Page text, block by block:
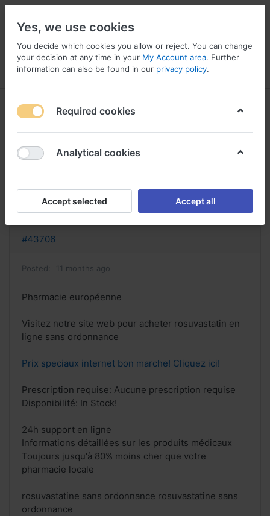
Menu Log in Compare Wishlist
rosuvastatine sans ordonnance
rosuvastatin acheter en france
Reply
#43706
Posted: 11 months ago
Pharmacie européenne
Visitez notre site web pour acheter rosuvastatin en
ligne sans ordonnance
Prix speciaux internet bon marche! Cliquez ici!
Prescription requise: Aucune prescription requise
Disponibilité: In Stock!
24h support en ligne
Informations détaillées sur les produits médicaux
Toujours jusqu'à 80% moins cher que votre
pharmacie locale
rosuvastatine sans ordonnance rosuvastatine sans
ordonnance
Yes, we use cookies
You decide which cookies you allow or reject. You can change
your decision at any time in your My Account area. Further
information can also be found in our privacy policy.
Required cookies
Analytical cookies
Accept selected Accept all